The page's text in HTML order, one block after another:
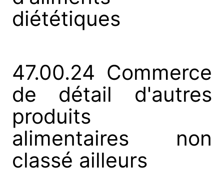
diététiques
47.00.24 Commerce
de détail d'autres
produits
alimentaires non
classé ailleurs